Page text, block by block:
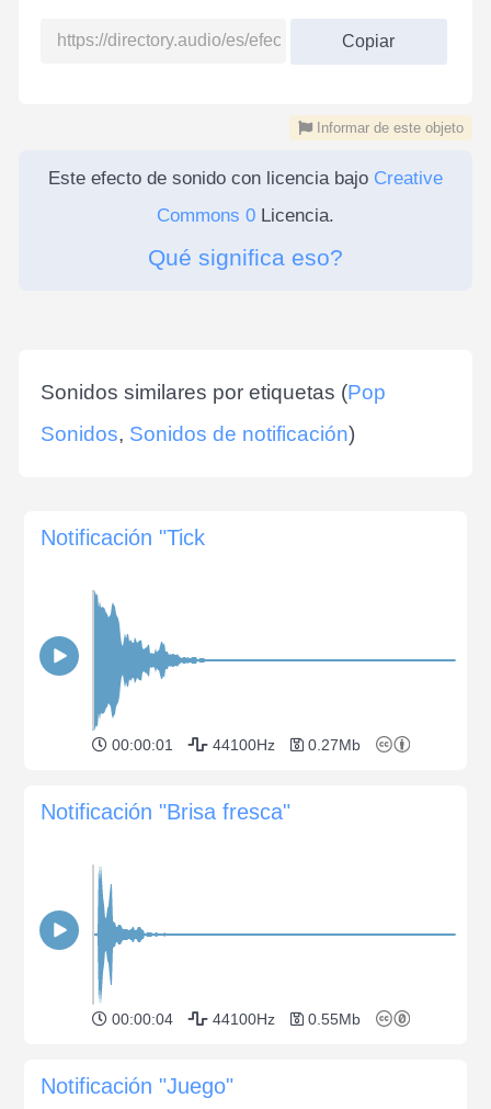
Copiar
Informar de este objeto
Este efecto de sonido con licencia bajo Creative
Commons 0 Licencia.
Qué significa eso?
Sonidos similares por etiquetas (Pop
Sonidos, Sonidos de notificación)
Notificación "Tick
00:00:01 44100Hz 0.27Mb
Notificación "Brisa fresca"
00:00:04 44100Hz 0.55Mb
Notificación "Juego"